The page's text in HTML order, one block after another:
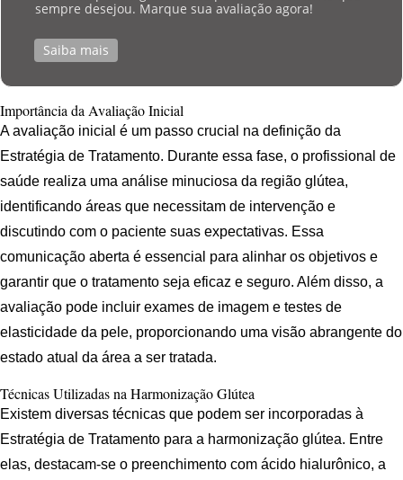
sempre desejou. Marque sua avaliação agora!
Saiba mais
Importância da Avaliação Inicial
A avaliação inicial é um passo crucial na definição da
Estratégia de Tratamento. Durante essa fase, o profissional de
saúde realiza uma análise minuciosa da região glútea,
identificando áreas que necessitam de intervenção e
discutindo com o paciente suas expectativas. Essa
comunicação aberta é essencial para alinhar os objetivos e
garantir que o tratamento seja eficaz e seguro. Além disso, a
avaliação pode incluir exames de imagem e testes de
elasticidade da pele, proporcionando uma visão abrangente do
estado atual da área a ser tratada.
Técnicas Utilizadas na Harmonização Glútea
Existem diversas técnicas que podem ser incorporadas à
Estratégia de Tratamento para a harmonização glútea. Entre
elas, destacam-se o preenchimento com ácido hialurônico, a